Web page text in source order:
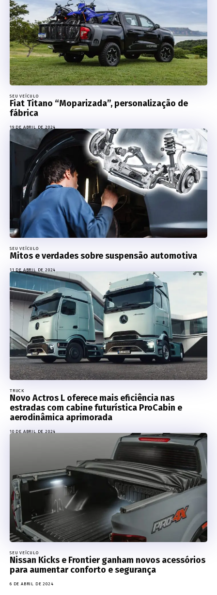
SEU VEÍCULO
Fiat Titano “Moparizada”, personalização de
fábrica
19 DE ABRIL DE 2024
SEU VEÍCULO
Mitos e verdades sobre suspensão automotiva
11 DE ABRIL DE 2024
TRUCK
Novo Actros L oferece mais eficiência nas
estradas com cabine futurística ProCabin e
aerodinâmica aprimorada
10 DE ABRIL DE 2024
SEU VEÍCULO
Nissan Kicks e Frontier ganham novos acessórios
para aumentar conforto e segurança
6 DE ABRIL DE 2024